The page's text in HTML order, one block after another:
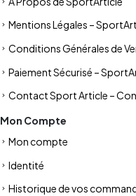
Mentions Légales –
Conditions Générales de
Paiement Sécurisé –
Contact Sport Article –
Mon Compte
Mon compte
Identité
Historique de vos